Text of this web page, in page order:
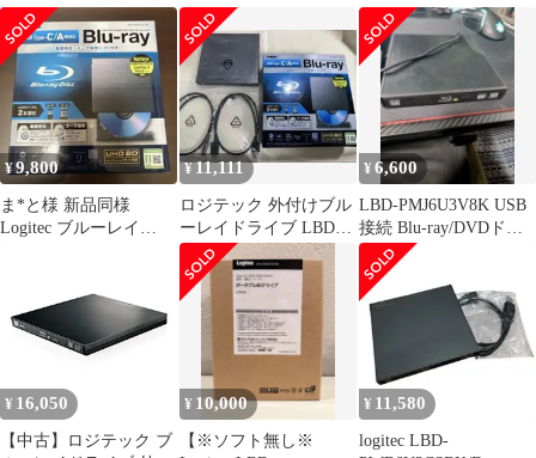
レイプレーヤー
¥9,800
ま*と様 新品同様
Logitec ブルーレイ
¥11,111
ロジテック 外付けブル
ーレイドライブ LBD-
PWB6U3CSBK
¥6,600
LBD-PMJ6U3V8K USB
接続 Blu-ray/DVDドラ
イブ
¥ 16,050
【中古】ロジテック ブ
¥ 10,000
【※ソフト無し※
¥ 11,580
logitec LBD-